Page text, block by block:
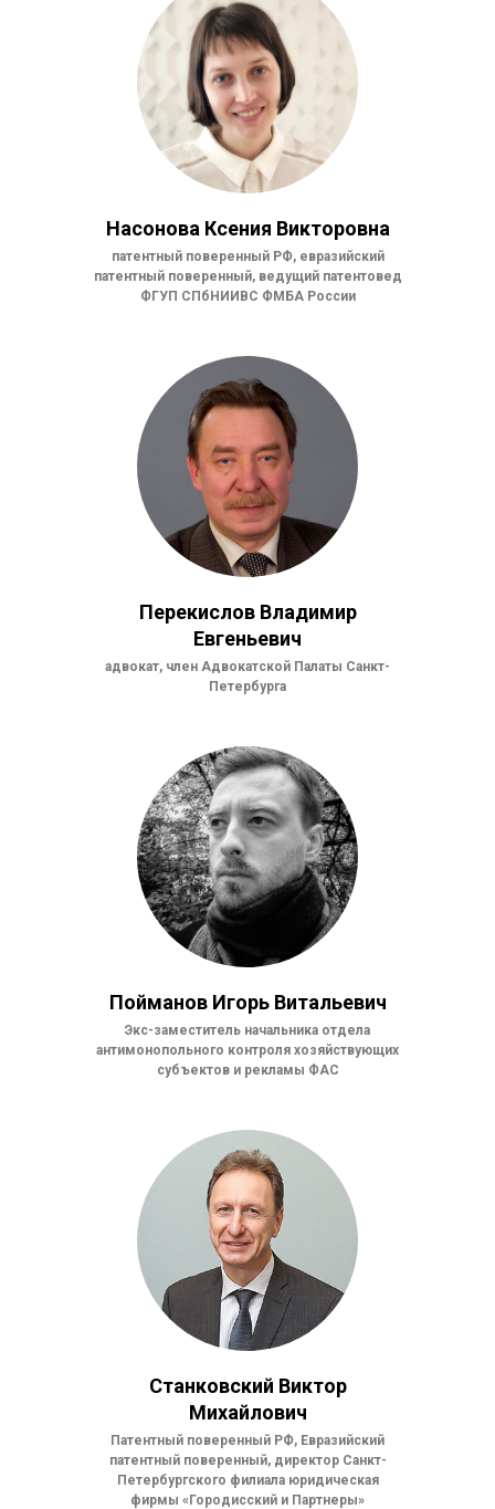
Насонова Ксения Викторовна
патентный поверенный РФ, евразийский
патентный поверенный, ведущий патентовед
ФГУП СПбНИИВС ФМБА России
Перекислов Владимир
Евгеньевич
адвокат, член Адвокатской Палаты Санкт-
Петербурга
Пойманов Игорь Витальевич
Экс-заместитель начальника отдела
антимонопольного контроля хозяйствующих
субъектов и рекламы ФАС
Станковский Виктор
Михайлович
Патентный поверенный РФ, Евразийский
патентный поверенный, директор Санкт-
Петербургского филиала юридическая
фирмы «Городисский и Партнеры»